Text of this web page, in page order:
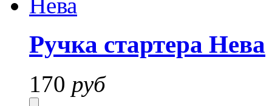
Ручка стартера Нева
170 руб